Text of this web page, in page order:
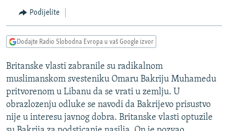
Pređite
pretragu
KOSOVO
VIZUELNO
VIDEO
INFOGRAFIKE
PODCASTI
RAT U UKRAJINI
KINA NA BALKANU
RSE PRIČE IZ SVIJETA
Podijelite
Dodajte Radio Slobodna Evropa u vaš Google izvor
Britanske vlasti zabranile su radikalnom
muslimanskom svesteniku Omaru Bakriju Muhamedu
pritvorenom u Libanu da se vrati u zemlju. U
obrazlozenju odluke se navodi da Bakrijevo prisustvo
nije u interesu javnog dobra. Britanske vlasti optuzile